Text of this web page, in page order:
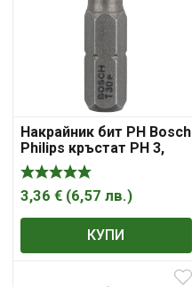
Накрайник бит PH Bosch
Philips кръстат PH 3,
1/4″, 25 мм, 3 бр., Extra
Hard
3,36 € (6,57 лв.)
КУПИ